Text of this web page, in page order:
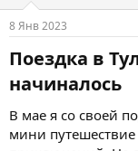
8 Янв 2023
Поездка в
начиналось​
В мае я со своей
мини путешествие